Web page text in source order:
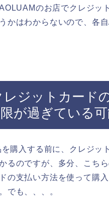
のお店でクレジッ
かはわからないので、各
レジットカード
が過ぎている可
購入する前に、クレジッ
るのですが、多分、こち
の支払い方法を使って購
でも、、、。